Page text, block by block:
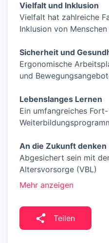
Vielfalt und Inklusion
Vielfalt hat zahlreiche
Inklusion von
Sicherheit und
Ergonomische
und
Lebenslanges Lernen
Ein umfangreiches
An die Zukunft denken
Abgesichert sein mit
Altersvorsorge (VBL)
Mehr anzeigen
Teilen